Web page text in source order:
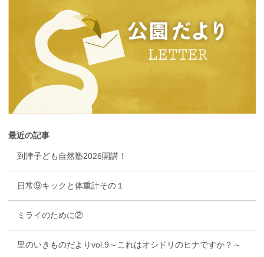
最近の記事
到津子ども自然塾2026開講！
日常⑨キックと体重計その１
ミライのために②
里のいきものだよりvol.9～これはオシドリのヒナですか？～